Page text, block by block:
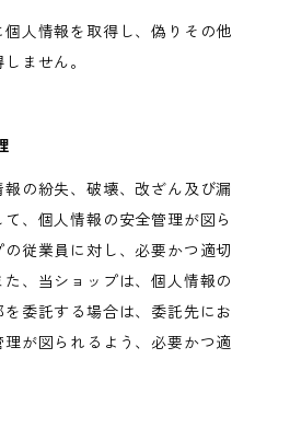
人情報を取得し、偽りその他
ません。
の紛失、破壊、改ざん及び漏
、個人情報の安全管理が図ら
従業員に対し、必要かつ適切
、当ショップは、個人情報の
委託する場合は、委託先にお
が図られるよう、必要かつ適